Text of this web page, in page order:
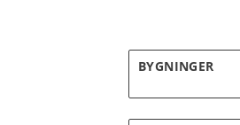
BYGNINGER